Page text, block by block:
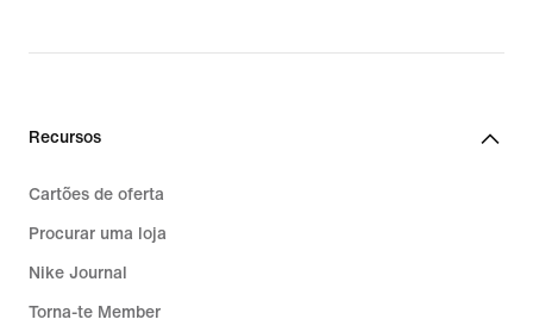
Recursos
Cartões de oferta
Procurar uma loja
Nike Journal
Torna-te Member